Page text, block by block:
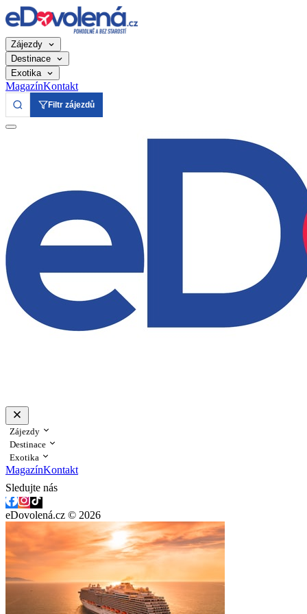
Zájezdy
Destinace
Exotika
MagazínKontakt
Filtr zájezdů
Zájezdy
Destinace
Exotika
MagazínKontakt
Sledujte nás
eDovolená.cz © 2026